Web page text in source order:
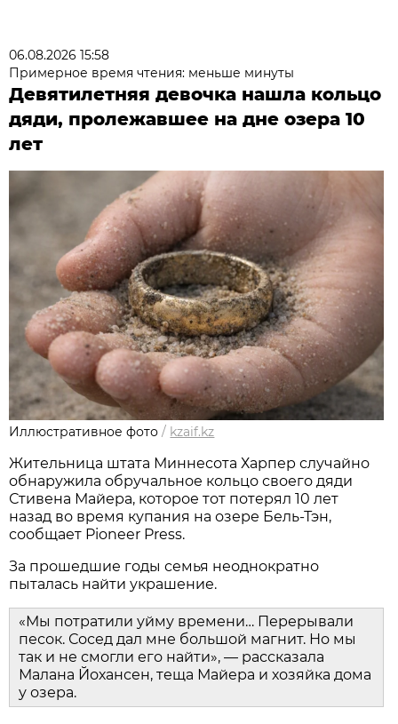
06.08.2026 15:58
Примерное время чтения: меньше минуты
Девятилетняя девочка нашла кольцо
дяди, пролежавшее на дне озера 10
лет
Иллюстративное фото / kzaif.kz
Жительница штата Миннесота Харпер случайно
обнаружила обручальное кольцо своего дяди
Стивена Майера, которое тот потерял 10 лет
назад во время купания на озере Бель-Тэн,
сообщает Pioneer Press.
За прошедшие годы семья неоднократно
пыталась найти украшение.
«Мы потратили уйму времени… Перерывали
песок. Сосед дал мне большой магнит. Но мы
так и не смогли его найти», — рассказала
Малана Йохансен, теща Майера и хозяйка дома
у озера.